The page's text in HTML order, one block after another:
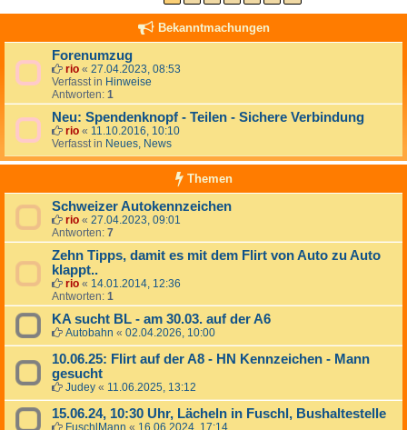
Bekanntmachungen
Forenumzug
rio « 27.04.2023, 08:53
Verfasst in Hinweise
Antworten: 1
Neu: Spendenknopf - Teilen - Sichere Verbindung
rio « 11.10.2016, 10:10
Verfasst in Neues, News
Themen
Schweizer Autokennzeichen
rio « 27.04.2023, 09:01
Antworten: 7
Zehn Tipps, damit es mit dem Flirt von Auto zu Auto
klappt..
rio « 14.01.2014, 12:36
Antworten: 1
KA sucht BL - am 30.03. auf der A6
Autobahn « 02.04.2026, 10:00
10.06.25: Flirt auf der A8 - HN Kennzeichen - Mann
gesucht
Judey « 11.06.2025, 13:12
15.06.24, 10:30 Uhr, Lächeln in Fuschl, Bushaltestelle